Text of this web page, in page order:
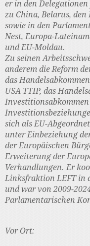
er in den Delegationen
zu China, Belarus, den
sowie in den
Nest, Europa-
und EU-Moldau.
Zu seinen
anderem die Reform
das
USA TTIP, das
sich als EU-
unter Einbeziehung
der Europäischen
Erweiterung der
Verhandlungen. Er
Linksfraktion LEFT in
und war von 2009-
Parlamentarischen
Vor Ort: